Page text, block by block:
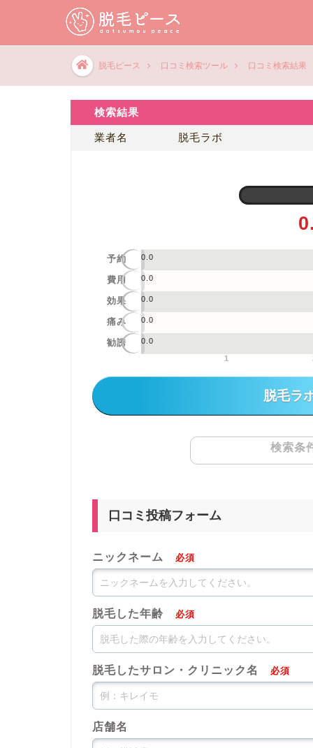
脱毛ピース 口コミ検索ツール 口コミ検索結果
検索結果
業者名 脱毛ラボ
予約 0.0
費用 0.0
効果 0.0
痛み 0.0
勧誘 0.0
1
脱毛ラ
検索条
口コミ投稿フォーム
ニックネーム 必須
脱毛した年齢 必須
脱毛したサロン・クリニック名 必須
店舗名